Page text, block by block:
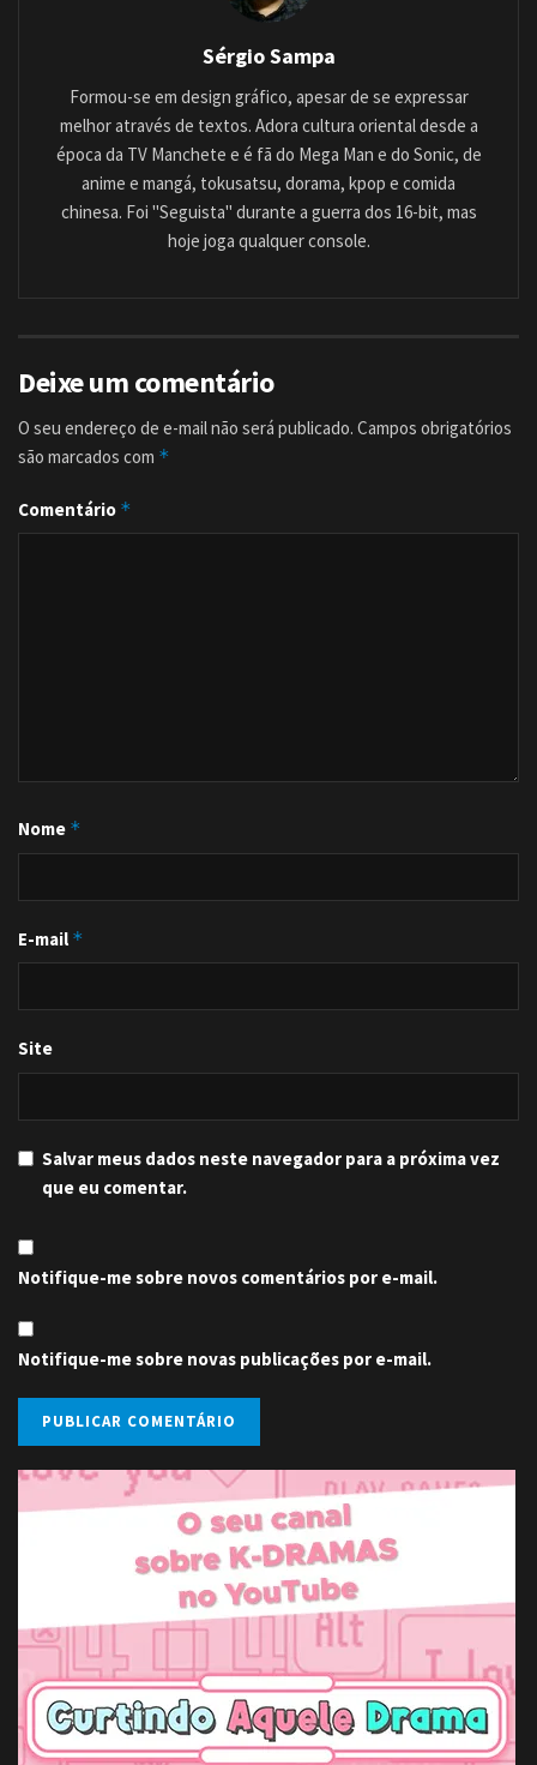
Sérgio Sampa
Formou-se em design gráfico, apesar de se expressar
melhor através de textos. Adora cultura oriental desde a
época da TV Manchete e é fã do Mega Man e do Sonic, de
anime e mangá, tokusatsu, dorama, kpop e comida
chinesa. Foi "Seguista" durante a guerra dos 16-bit, mas
hoje joga qualquer console.
Deixe um comentário
O seu endereço de e-mail não será publicado. Campos obrigatórios
são marcados com *
Comentário *
Nome *
E-mail *
Site
Salvar meus dados neste navegador para a próxima vez
que eu comentar.
Notifique-me sobre novos comentários por e-mail.
Notifique-me sobre novas publicações por e-mail.